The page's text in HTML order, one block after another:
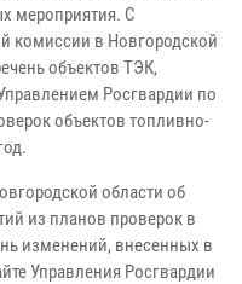
мероприятия. С
комиссии в Новгородской
объектов ТЭК,
Росгвардии по
объектов топливно-
области об
из планов проверок в
изменений, внесенных в
Управления Росгвардии